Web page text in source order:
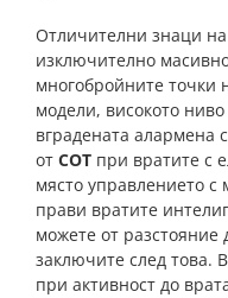
Отличителни знаци
изключително
многобройните точки
модели, високото
вградената алармена
от СОТ при вратите с
място управлението
прави вратите
можете от разстояние
заключите след това.
при активност до